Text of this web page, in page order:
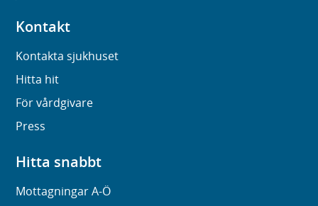
Kontakt
Kontakta sjukhuset
Hitta hit
För vårdgivare
Press
Hitta snabbt
Mottagningar A-Ö